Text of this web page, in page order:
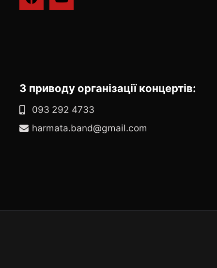
З приводу організації концертів:
093 292 4733
harmata.band@gmail.com